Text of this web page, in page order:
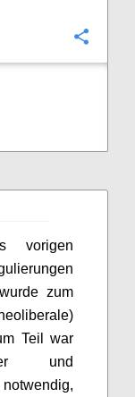
vorigen
zum
Teil war
und